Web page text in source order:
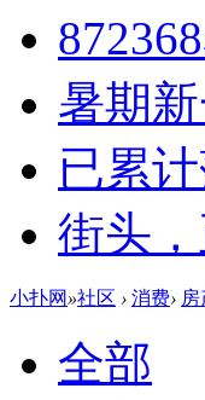
暑期
已累
街头
小扑网 »社区 › 消费›
全部